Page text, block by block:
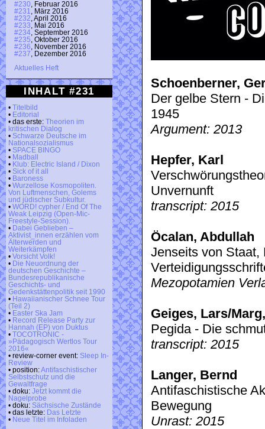
#230 , Februar 2016
#231
, März 2016
#232 , April 2016
#233 , Mai 2016
#234 , September 2016
#235 , Oktober 2016
#236 , November 2016
#237 , Dezember 2016
Aktuelles Heft
INHALT #231
• Titelbild
• Editorial
• das erste: Theorien im
kritischen Dialog
• Schwarze Deutsche im
Nationalsozialismus
• SPACE BINGO
• Madball
• Klub: Electric Island / Dixon
• Sick of it all
• Baroness
• Wurzellose Kosmopoliten.
Von Luftmenschen, Golems
und jüdischer Subkultur.
• WORD! cypher / End Of The
Weak Leipzig (Open-Mic-
Freestyle-Session).
• Dabei Geblieben –
Aktivist_innen erzählen vom
Älterwerden und
Weiterkämpfen
• Vorsicht Volk!
• Die Neuordnung der
deutschen Geschichte –
Bundesrepublikanische
Geschichts- und
Gedenkstättenpolitik seit 1990
• Hawaiianischer Schnee Tour
(Teil 2)
• Easter Ska Jam
• Record Release Party zur
Hannah (EP) von Duktus
• TOCOTRONIC -
»Pädagogisch Wertlos Tour
2016«
• review-corner event: Sleep In-
Review
• position:Antifaschistischer
Selbstschutz und die
Gewaltfrage
• doku: Jetzt kommt die
Nagelprobe
• doku: Sächsische Zustände
• das letzte: Das Letzte
• Neue Titel im Infoladen
Schoenberner,
Der gelbe Stern -
1945
Argument: 2013
Hepfer, Karl
Unvernunft
transcript: 2015
Öcalan, Abdullah
Jenseits von Staat,
Mezopotamien
Geiges, Lars/
Pegida - Die
transcript: 2015
Langer, Bernd
Antifaschistische
Bewegung
Unrast: 2015